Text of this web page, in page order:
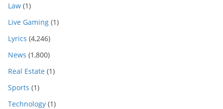
Law (1)
Live Gaming (1)
Lyrics (4,246)
News (1,800)
Real Estate (1)
Sports (1)
Technology (1)